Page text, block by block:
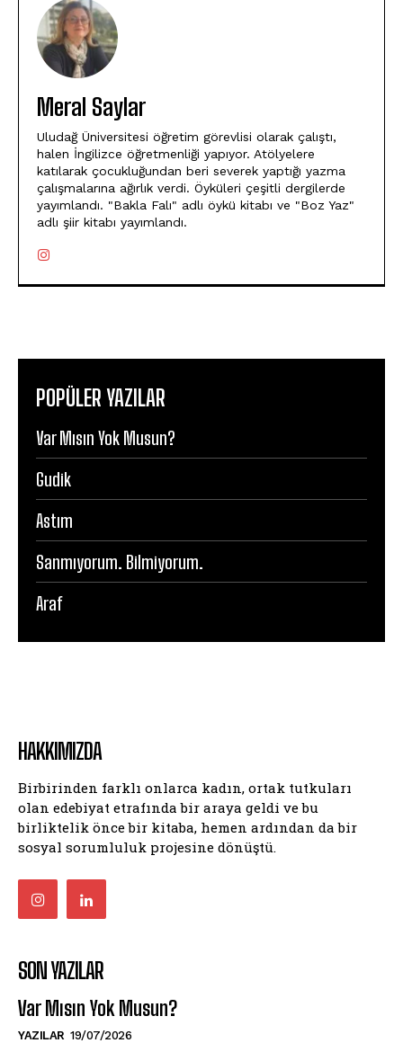
Meral Saylar
Uludağ Üniversitesi öğretim görevlisi olarak çalıştı,
halen İngilizce öğretmenliği yapıyor. Atölyelere
katılarak çocukluğundan beri severek yaptığı yazma
çalışmalarına ağırlık verdi. Öyküleri çeşitli dergilerde
yayımlandı. "Bakla Falı" adlı öykü kitabı ve "Boz Yaz"
adlı şiir kitabı yayımlandı.
POPÜLER YAZILAR
Var Mısın Yok Musun?
Gudik
Astım
Sanmıyorum. Bilmiyorum.
Araf
HAKKIMIZDA
Birbirinden farklı onlarca kadın, ortak tutkuları
olan edebiyat etrafında bir araya geldi ve bu
birliktelik önce bir kitaba, hemen ardından da bir
sosyal sorumluluk projesine dönüştü.
SON YAZILAR
Var Mısın Yok Musun?
YAZILAR 19/07/2026